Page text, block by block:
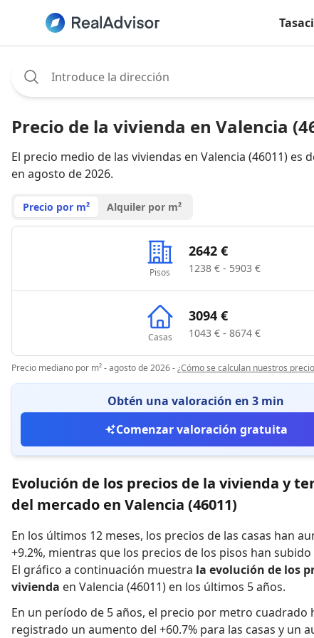
Precio de la vivienda en Valencia
El precio medio de las viviendas en Valencia (46011) es
en agosto de 2026.
Precio por m² Alquiler por m²
Pisos
2642 €
1238 € - 5903 €
Casas
3094 €
1043 € - 8674 €
Precio mediano por m² - agosto de 2026-¿Cómo se calculan nuestros
Obtén una valoración en 3 min
Comenzar valoración gratuita
Evolución de los precios de la vivienda y
del mercado en Valencia (46011)
En los últimos 12 meses, los precios de las casas han
+9.2%, mientras que los precios de los pisos han subido
El gráfico a continuación muestra la evolución de los
vivienda en Valencia (46011) en los últimos 5 años.
En un período de 5 años, el precio por metro cuadrado
registrado un aumento del +60.7% para las casas y un